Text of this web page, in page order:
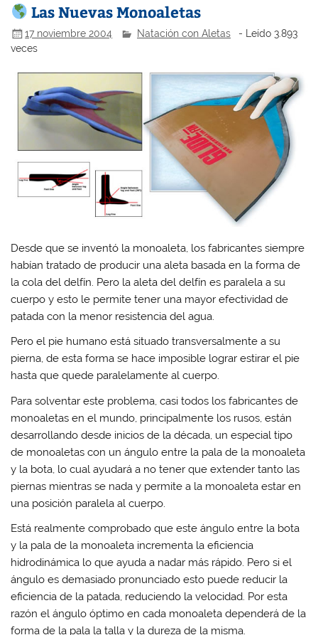
Las Nuevas Monoaletas
17 noviembre 2004 Natación con Aletas
- Leído 3.893
veces
Desde que se inventó la monoaleta, los fabricantes siempre
habían tratado de producir una aleta basada en la forma de
la cola del delfín. Pero la aleta del delfín es paralela a su
cuerpo y esto le permite tener una mayor efectividad de
patada con la menor resistencia del agua.
Pero el pie humano está situado transversalmente a su
pierna, de esta forma se hace imposible lograr estirar el pie
hasta que quede paralelamente al cuerpo.
Para solventar este problema, casi todos los fabricantes de
monoaletas en el mundo, principalmente los rusos, están
desarrollando desde inicios de la década, un especial tipo
de monoaletas con un ángulo entre la pala de la monoaleta
y la bota, lo cual ayudará a no tener que extender tanto las
piernas mientras se nada y permite a la monoaleta estar en
una posición paralela al cuerpo.
Está realmente comprobado que este ángulo entre la bota
y la pala de la monoaleta incrementa la eficiencia
hidrodinámica lo que ayuda a nadar más rápido. Pero si el
ángulo es demasiado pronunciado esto puede reducir la
eficiencia de la patada, reduciendo la velocidad. Por esta
razón el ángulo óptimo en cada monoaleta dependerá de la
forma de la pala la talla y la dureza de la misma.